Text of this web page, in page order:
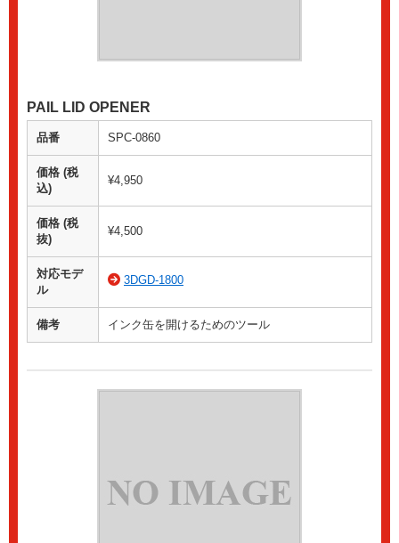
PAIL LID OPENER
品番 SPC-0860
価格 (税
込)
¥4,950
価格 (税
抜)
¥4,500
対応モデ
ル
3DGD-1800
備考 インク缶を開けるためのツール